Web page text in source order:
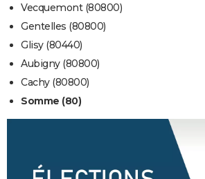
Vecquemont (80800)
Gentelles (80800)
Glisy (80440)
Aubigny (80800)
Cachy (80800)
Somme (80)